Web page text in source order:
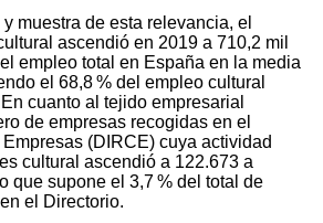
muestra de esta relevancia, el
ascendió en 2019 a 710,2 mil
empleo total en España en la media
el 68,8 % del empleo cultural
cuanto al tejido empresarial
de empresas recogidas en el
(DIRCE) cuya actividad
cultural ascendió a 122.673 a
que supone el 3,7 % del total de
el Directorio.